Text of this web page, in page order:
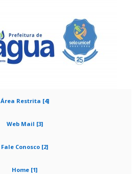
Área Restrita [4]
Web Mail [3]
Fale Conosco [2]
Home [1]